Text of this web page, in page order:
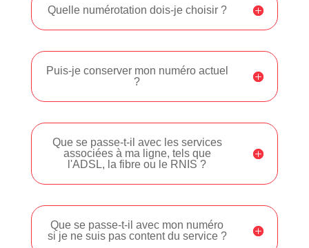
Quelle numérotation dois-je choisir ?
Puis-je conserver mon numéro actuel
?
Que se passe-t-il avec les services
associées à ma ligne, tels que
l'ADSL, la fibre ou le RNIS ?
Que se passe-t-il avec mon numéro
si je ne suis pas content du service ?